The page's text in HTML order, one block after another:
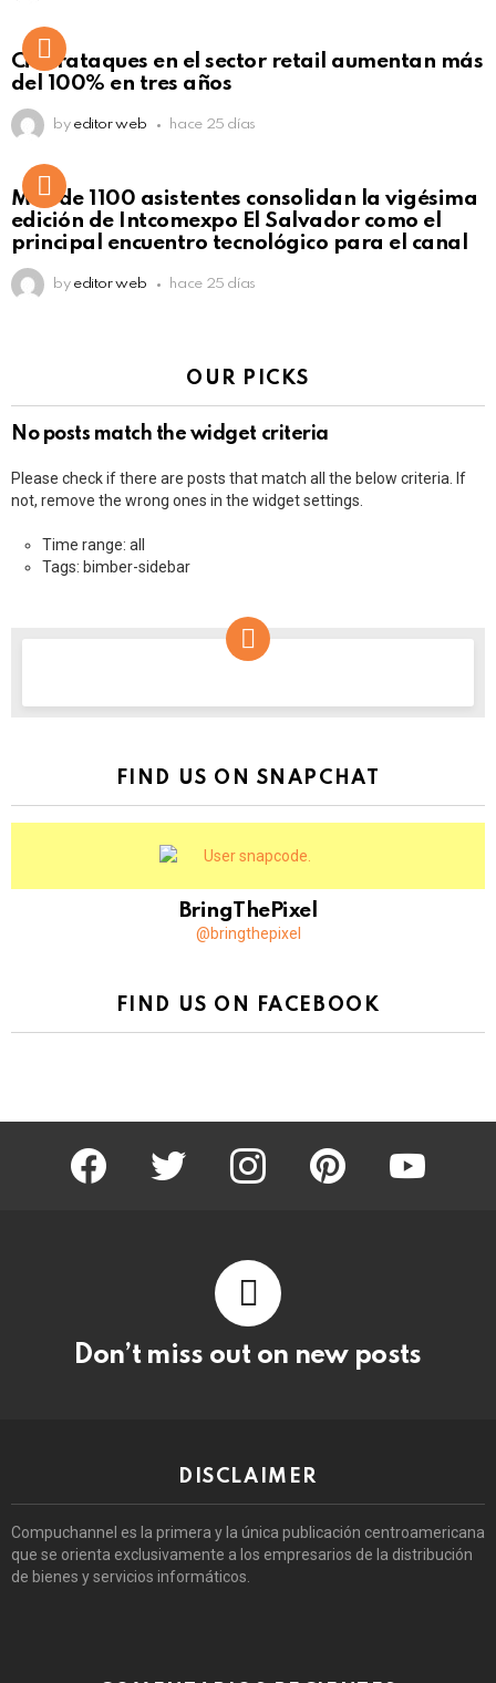
Ciberataques en el sector retail aumentan más
del 100% en tres años
by editor web hace 25 días
Más de 1100 asistentes consolidan la vigésima
edición de Intcomexpo El Salvador como el
principal encuentro tecnológico para el canal
by editor web hace 25 días
OUR PICKS
No posts match the widget criteria
Please check if there are posts that match all the below criteria. If
not, remove the wrong ones in the widget settings.
Time range: all
Tags: bimber-sidebar
FIND US ON SNAPCHAT
BringThePixel
@bringthepixel
FIND US ON FACEBOOK
facebook twitter instagram pinterest youtube
Don’t miss out on new posts
DISCLAIMER
Compuchannel es la primera y la única publicación centroamericana
que se orienta exclusivamente a los empresarios de la distribución
de bienes y servicios informáticos.